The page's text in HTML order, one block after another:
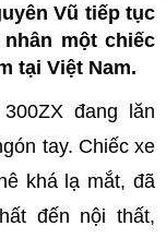
Vũ tiếp tục
một chiếc
tại Việt Nam.
đang lăn
tay. Chiếc xe
khá lạ mắt, đã
đến nội thất,